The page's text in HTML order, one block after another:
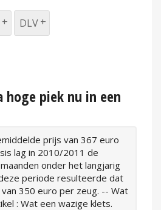
DLV
hoge piek nu in een
prijs van 367 euro
lag in 2010/2011 de
onder het langjarig
periode resulteerde dat
350 euro per zeug. -- Wat
: Wat een wazige klets.